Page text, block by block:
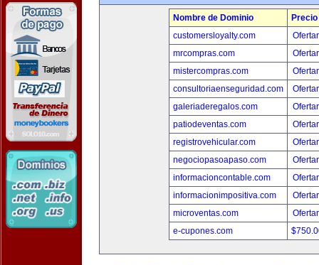
Nombre de Dominio
Precio
customersloyalty.com
mrcompras.com
mistercompras.com
consultoriaenseguridad.com
galeriaderegalos.com
patiodeventas.com
registrovehicular.com
negociopasoapaso.com
informacioncontable.com
informacionimpositiva.com
microventas.com
e-cupones.com